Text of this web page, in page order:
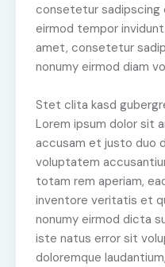
consetetur sadipscing
eirmod tempor
amet, consetetur
nonumy eirmod diam
Stet clita kasd
Lorem ipsum dolor sit
accusam et justo duo
voluptatem
totam rem aperiam,
inventore veritatis et
nonumy eirmod dicta
iste natus error sit
doloremque